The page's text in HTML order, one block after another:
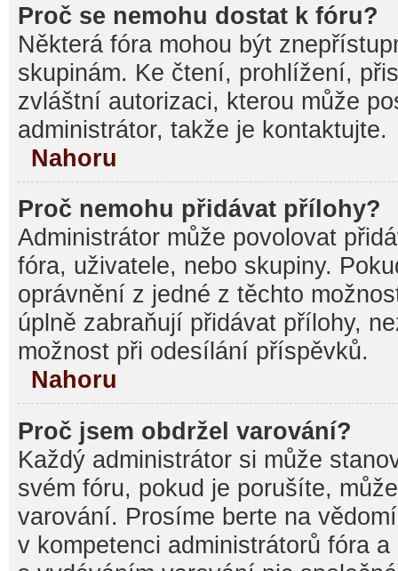
Proč se nemohu dostat k fóru?
Některá fóra mohou být
skupinám. Ke čtení, prohlížení,
zvláštní autorizaci, kterou může
administrátor, takže je kontaktujte.
Nahoru
Proč nemohu přidávat přílohy?
Administrátor může povolovat
fóra, uživatele, nebo skupiny.
oprávnění z jedné z těchto
úplně zabraňují přidávat přílohy,
možnost při odesílání příspěvků.
Nahoru
Proč jsem obdržel varování?
Každý administrátor si může
svém fóru, pokud je porušíte,
varování. Prosíme berte na
v kompetenci administrátorů fóra